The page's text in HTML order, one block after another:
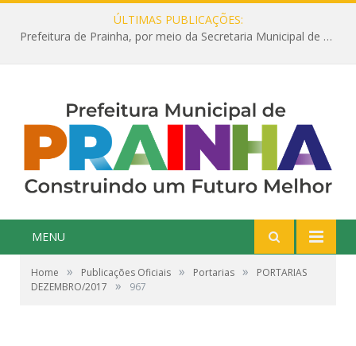
ÚLTIMAS PUBLICAÇÕES:
Prefeitura de Prainha, por meio da Secretaria Municipal de Educação, abre 354 vagas na área da Educação para 2025 com processo seletivo simplificado
MENU
Home » Publicações Oficiais » Portarias »
PORTARIAS
DEZEMBRO/2017
» 967